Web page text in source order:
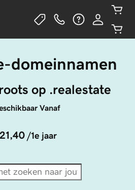
domeinnamen
op .realestate
Vanaf
/1e jaar